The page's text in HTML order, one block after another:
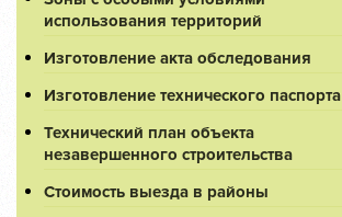
использования территорий
Изготовление акта обследования
Изготовление технического паспорта
Технический план объекта
незавершенного строительства
Стоимость выезда в районы